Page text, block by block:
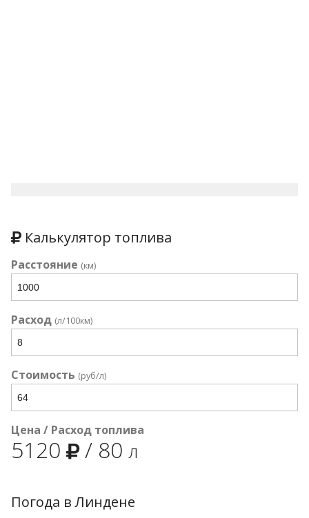
Калькулятор топлива
Расстояние (км)
Расход (л/100км)
Стоимость (руб/л)
Цена / Расход топлива
5120 / 80 л
Погода в Линдене